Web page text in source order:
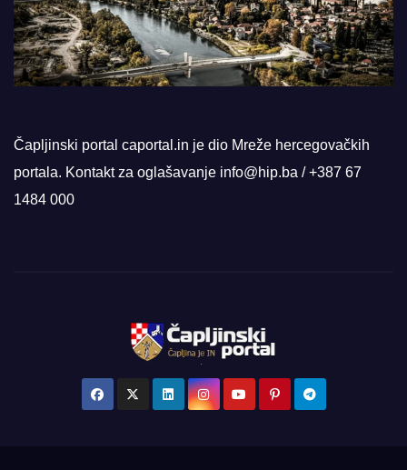
Čapljinski portal caportal.in je dio Mreže hercegovačkih
portala. Kontakt za oglašavanje info@hip.ba / +387 67
1484 000